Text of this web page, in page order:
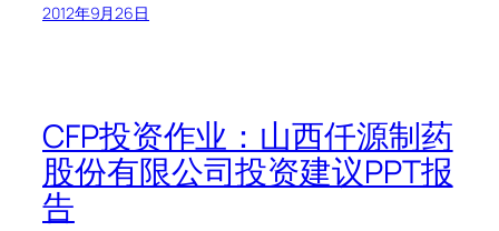
2012年9月26日
CFP投资作业：山西仟源制药
股份有限公司投资建议PPT报
告